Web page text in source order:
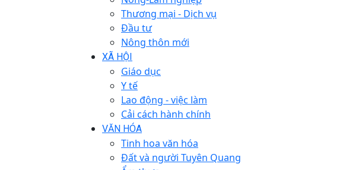
Thương mại - Dịch vụ
Đầu tư
Nông thôn mới
XÃ HỘI
Giáo dục
Y tế
Lao động - việc làm
Cải cách hành chính
VĂN HÓA
Tinh hoa văn hóa
Đất và người Tuyên Quang